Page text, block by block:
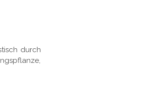
durch